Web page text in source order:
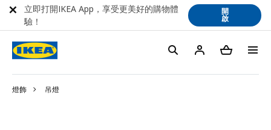
燈飾 吊燈
立即打開IKEA App，享受更美好的購物體
驗！
開
啟